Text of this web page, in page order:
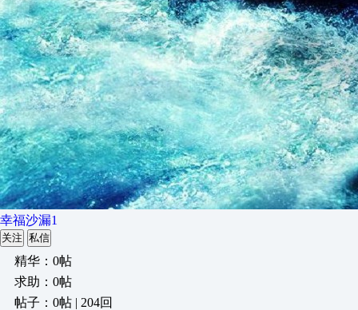
幸福沙漏1
关注 私信
精华：0帖
求助：0帖
帖子：0帖 | 204回